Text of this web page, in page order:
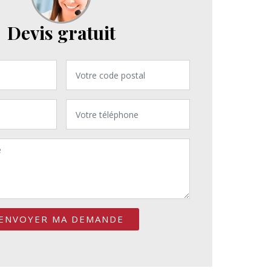
Devis gratuit